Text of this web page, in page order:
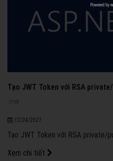
Tạo JWT Token với RSA
2708
12/24/2021
Tạo JWT Token với RSA private/
Xem chi tiết
Powered by